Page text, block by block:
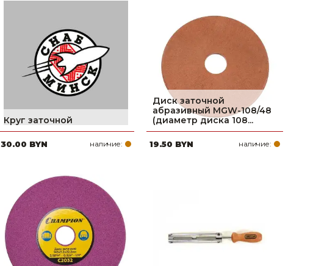
Чашечные кормушки
Чашечные поилки
Круг заточной
30.00 BYN наличие:
Диск заточной
абразивный MGW-108/48
(диаметр диска 108...
19.50 BYN наличие: